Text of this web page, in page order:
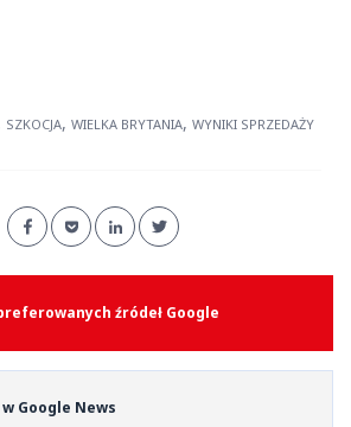
SZKOCJA, WIELKA BRYTANIA, WYNIKI SPRZEDAŻY
źródeł Google
Google News